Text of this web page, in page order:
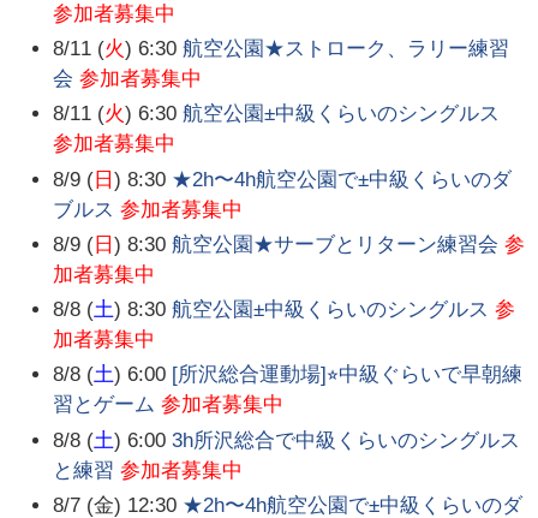
参加者募集中
8/11 (火) 6:30 航空公園★ストローク、ラリー練習
会 参加者募集中
8/11 (火) 6:30 航空公園±中級くらいのシングルス
参加者募集中
8/9 ( 日) 8:30 ★2h〜4h航空公園で±中級くらいのダ
ブルス 参加者募集中
8/9 ( 日) 8:30 航空公園★サーブとリターン練習会 参
加者募集中
8/8 (土) 8:30 航空公園±中級くらいのシングルス 参
加者募集中
8/8 (土) 6:00 [所沢総合運動場]⭐︎中級ぐらいで早朝練
習とゲーム 参加者募集中
8/8 (土) 6:00 3h所沢総合で中級くらいのシングルス
と練習 参加者募集中
8/7 (金) 12:30 ★2h〜4h航空公園で±中級くらいのダ